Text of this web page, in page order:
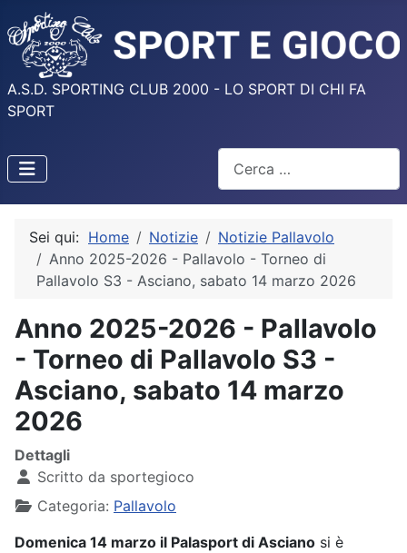
A.S.D. SPORTING CLUB 2000 - LO SPORT DI CHI FA
SPORT
Sei qui: Home Notizie
Notizie Pallavolo
Anno 2025-2026 - Pallavolo - Torneo di
Pallavolo S3 - Asciano, sabato 14 marzo 2026
Anno 2025-2026 - Pallavolo
- Torneo di Pallavolo S3 -
Asciano, sabato 14 marzo
2026
Dettagli
Scritto da sportegioco
Categoria: Pallavolo
Domenica 14 marzo il Palasport di Asciano si è